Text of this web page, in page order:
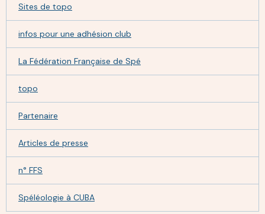
Sites de topo
infos pour une adhésion club
La Fédération Française de Spé
topo
Partenaire
Articles de presse
n° FFS
Spéléologie à CUBA